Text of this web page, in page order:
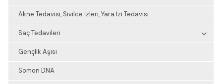
Akne Tedavisi, Sivilce İzleri, Yara İzi Tedavisi
Saç Tedavileri
Gençlik Aşısı
Somon DNA